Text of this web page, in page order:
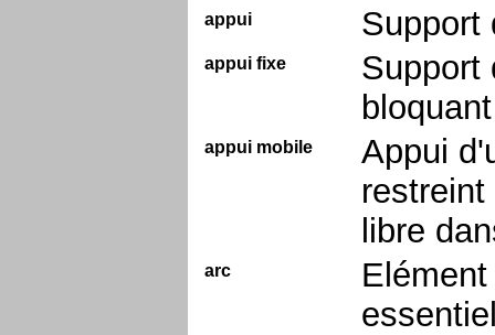
appui Support
appui fixe
Support
appui mobile
Appui
libre
arc